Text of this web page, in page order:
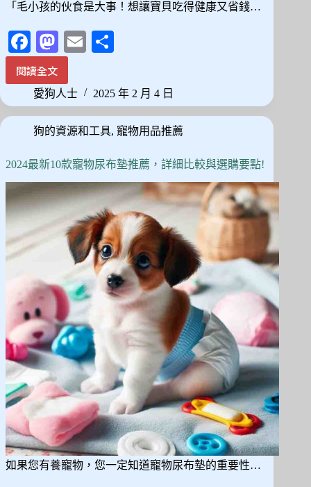
「毛小孩的伙食是大事！想讓寶貝吃得健康又省錢…
Fa
ce
bo
ok
M
as
to
do
n
E
ail
閱讀全文
2025
最
新！
10
款
價
狗
飼
料
薦，
Dcard、
網
友
真
心
分
享，
CP
值
超
高
愛狗人士 2025 年 2 月 4 日
狗的資源和工具, 寵物用品推薦
2024最新10款寵物尿布墊推薦，詳細比較與選購要點!
如果您有養寵物，您一定知道寵物尿布墊的重要性…